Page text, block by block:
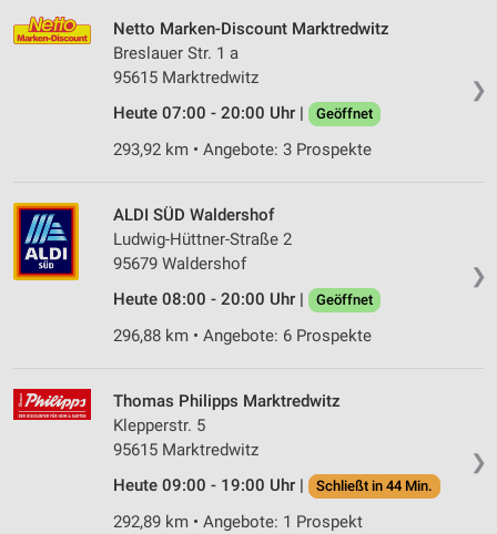
❯
Netto Marken-Discount Marktredwitz
Breslauer Str. 1 a
95615 Marktredwitz
Heute 07:00 - 20:00 Uhr |
Geöffnet
293,92 km • Angebote: 3 Prospekte
❯
ALDI SÜD Waldershof
Ludwig-Hüttner-Straße 2
95679 Waldershof
Heute 08:00 - 20:00 Uhr |
Geöffnet
296,88 km • Angebote: 6 Prospekte
❯
Thomas Philipps Marktredwitz
Klepperstr. 5
95615 Marktredwitz
Heute 09:00 - 19:00 Uhr |
Schließt in 44 Min.
292,89 km • Angebote: 1 Prospekt